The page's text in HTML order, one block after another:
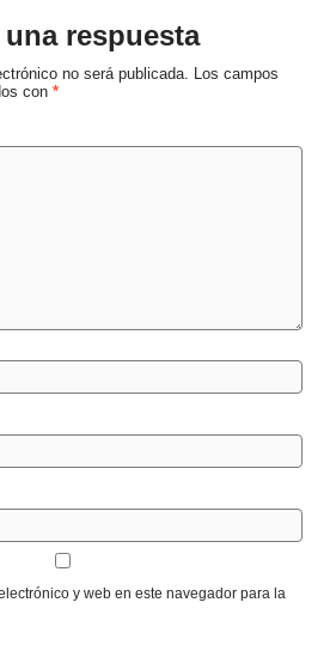
una respuesta
no será publicada. Los campos
con*
y web en este navegador para la